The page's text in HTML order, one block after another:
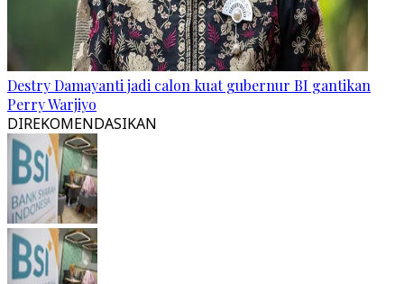
Destry Damayanti jadi calon kuat gubernur BI gantikan
Perry Warjiyo
DIREKOMENDASIKAN